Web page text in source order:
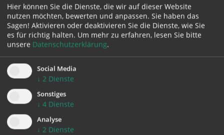
Zustimmung erforderlich!
Bitte akzeptieren Sie
Cookies von Google Mapsund
laden Sie
die Seite neu, um diesen Inhalt sehen zu können.
Hier können Sie die Dienste, die wir auf dieser Website
nutzen möchten, bewerten und anpassen. Sie haben das
Sagen! Aktivieren oder deaktivieren Sie die Dienste, wie Sie
es für richtig halten. Um mehr zu erfahren, lesen Sie bitte
unsere Datenschutzerklärung.
Social Media
↓ 2 Dienste
Sonstiges
↓ 4 Dienste
Analyse
↓ 2 Dienste